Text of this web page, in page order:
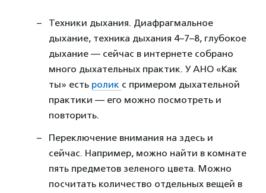
Техники дыхания. Диафрагмальное
дыхание, техника дыхания 4–7–8, глубокое
дыхание — сейчас в интернете собрано
много дыхательных практик. У АНО «Как
ты» есть ролик с примером дыхательной
практики — его можно посмотреть и
повторить.
Переключение внимания на здесь и
сейчас. Например, можно найти в комнате
пять предметов зеленого цвета. Можно
посчитать количество отдельных вещей в